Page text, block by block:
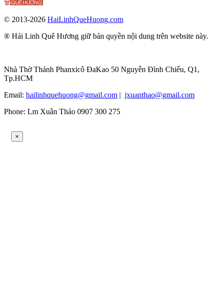
© 2013-2026 HaiLinhQueHuong.com
® Hải Linh Quê Hương giữ bản quyền nội dung trên website này.
Nhà Thờ Thánh Phanxicô ĐaKao 50 Nguyễn Đình Chiểu, Q1,
Tp.HCM
Email: hailinhquehuong@gmail.com | jxuanthao@gmail.com
Phone: Lm Xuân Thảo 0907 300 275
×